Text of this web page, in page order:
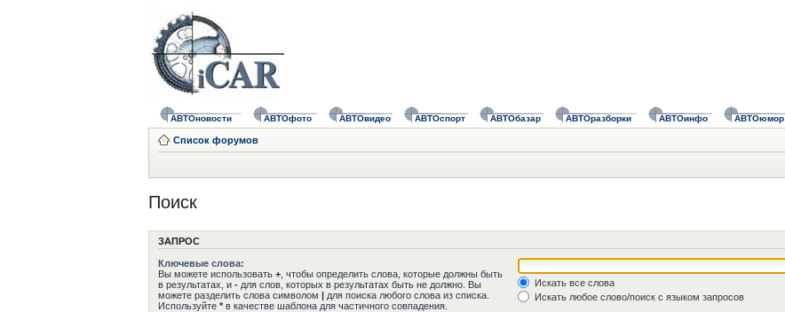
АВТОновости АВТОфото АВТОвидео АВТОспорт АВТОбазар АВТОразборки АВТОинфо АВТОюмор
Список форумов
Поиск
ЗАПРОС
Ключевые слова:
Вы можете использовать + , чтобы определить слова, которые должны быть
в результатах, и - для слов, которых в результатах быть не должно. Вы
можете разделить слова символом | для поиска любого слова из списка.
Используйте * в качестве шаблона для частичного совпадения.
Искать все слова
Искать любое слово/поиск с языком запросов